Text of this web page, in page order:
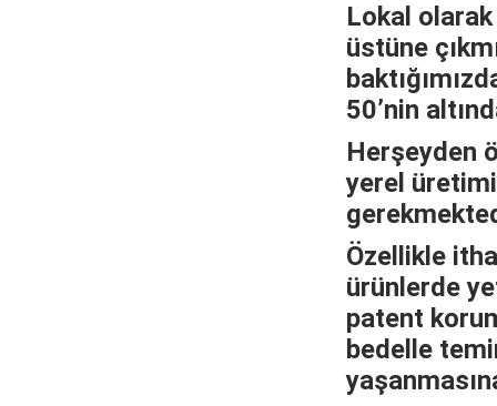
Lokal olarak
üstüne
50’nin
Herşeyden
yerel
Özellikle
ürünlerde
patent
bedelle